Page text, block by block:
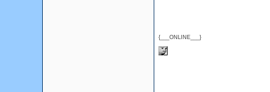
{___ONLINE___}